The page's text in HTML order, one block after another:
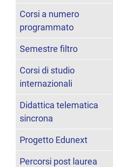
Corsi a numero
programmato
Semestre filtro
Corsi di studio
internazionali
Didattica telematica
sincrona
Progetto Edunext
Percorsi post laurea